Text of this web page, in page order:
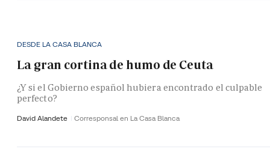
DESDE LA CASA BLANCA
La gran cortina de humo de Ceuta
¿Y si el Gobierno español hubiera encontrado el culpable
perfecto?
David Alandete Corresponsal en La Casa Blanca